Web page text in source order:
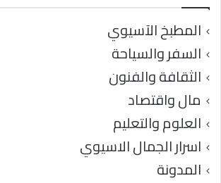
المطبخ الآسيوي
السفر والسياحة
الثقافة والفنون
مال واقتصاد
العلوم والتعليم
اسرار الجمال الاسيوي
المدونة